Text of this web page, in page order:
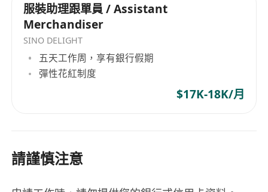
福利待遇：
月薪40-50k × 13个月，根据工作经验定薪
工作地点：
专家应聘+姓名+当前薪资"。我们将对符合条件的候
服裝助理跟單員 / Assistant
Merchandiser
SINO DELIGHT
五天工作周，享有銀行假期
彈性花紅制度
$17K-18K/月
請謹慎注意